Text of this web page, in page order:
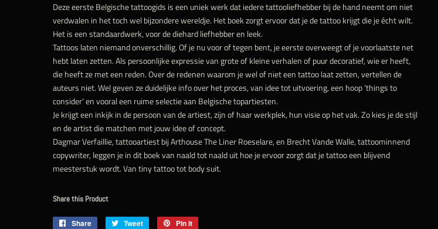
Deze eerste Belgische tattoogids is een uniek werk dat iedere tattooliefhebber bij de hand neemt om niet
verdwalen in het toch wel bijzondere wereldje. Het boek zorgt ervoor dat je de tattoo krijgt die je écht wilt.
Het is een standaardwerk, voor de diehard liefhebber en leek.
Tattoos laten niemand onverschillig. Of je nu voor of tegen bent, je eerste overweegt of je voorlaatste net
hebt laten zetten. Als persoonlijke expressie van grote of kleine verhalen of puur decoratief, wie er heeft,
die heeft ze met een reden. Over de redenen waarom je wel of niet een tattoo laat zetten, vertellen de
auteurs niet. Wel geven ze duidelijke info over het proces, van idee tot uitvoering, een hoop ‘things to
consider’ en vooral een ruime selectie aan Belgische topartiesten.
Je krijgt een inkijk in de persoon van de artiest, zijn of haar werkplek, hun visie op het vak. Zo kies je de stijl
en de artist die matchen met jouw idee of concept.
Dagmar Verfaillie, tattooartiest bij Arthouse The Liner Roeselare, en Brecht Vande Walle, tattoominnend
copywriter, leggen je in dit boek van naald tot naald uit hoe je ervoor zorgt dat je tattoo een blijvend
meesterstuk wordt. Van tiny tattoo tot body suit.
Share this Product
Share
Share
Tweet
Tweet
Pin it